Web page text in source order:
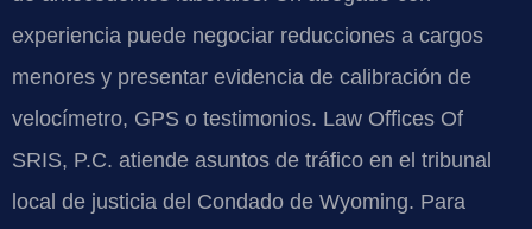
experiencia puede negociar reducciones a cargos
menores y presentar evidencia de calibración de
velocímetro, GPS o testimonios. Law Offices Of
SRIS, P.C. atiende asuntos de tráfico en el tribunal
local de justicia del Condado de Wyoming. Para